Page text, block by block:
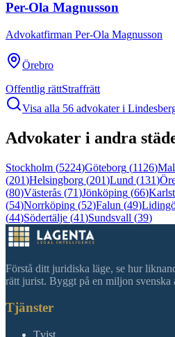
Per-Ola Magnusson
Advokatfirman Per-Ola Magnusson
Örebro
Offentlig rättStraffrätt
Visa alla 56 advokater i
Advokater i andra
Stockholm (5224)Göteborg (1126)
(201)Helsingborg (201)Lund (131)
(80)Västerås (71)Jönköping (66)
(54)Norrköping (52)Falun (49)
(44)Södertälje (41)Sundsvall (39)
Förstå ditt juridiska läge, se hur
rätt jurist. Byggt på en miljon svenska
Tjänster
Tvist